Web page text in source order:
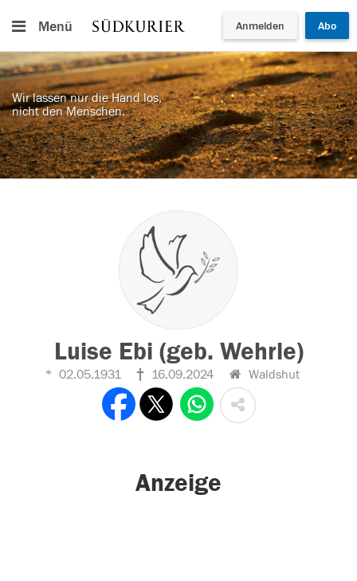
Menü Anmelden Abo
Wir lassen nur die Hand los,
nicht den Menschen.
Luise Ebi (geb. Wehrle)
02.05.1931 16.09.2024 Waldshut
Anzeige